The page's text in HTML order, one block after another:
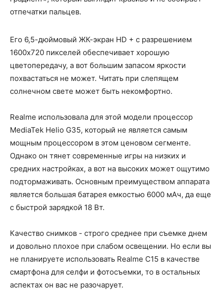
отпечатки пальцев.
Его 6,5-дюймовый ЖК-экран HD + с разрешением
1600x720 пикселей обеспечивает хорошую
цветопередачу, а вот большим запасом яркости
похвастаться не может. Читать при слепящем
солнечном свете может быть некомфортно.
Realme использовала для этой модели процессор
MediaTek Helio G35, который не является самым
мощным процессором в этом ценовом сегменте.
Однако он тянет современные игры на низких и
средних настройках, а вот на высоких может ощутимо
подтормаживать. Основным преимуществом аппарата
является большая батарея емкостью 6000 мАч, да еще
с быстрой зарядкой 18 Вт.
Качество снимков - строго среднее при съемке днем ​​
и довольно плохое при слабом освещении. Но если вы
не планируете использовать Realme C15 в качестве
смартфона для селфи и фотосъемки, то в остальных
аспектах он вас не разочарует.